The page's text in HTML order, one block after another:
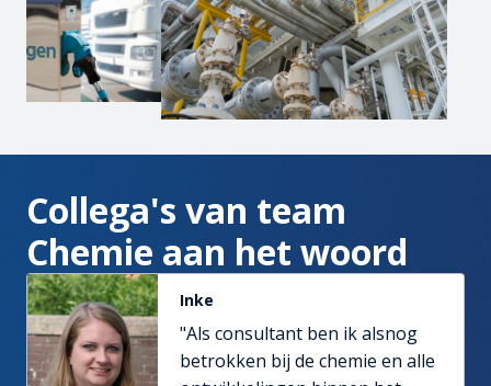
Collega's van team
Chemie aan het woord
Inke
"Als consultant ben ik alsnog
betrokken bij de chemie en alle